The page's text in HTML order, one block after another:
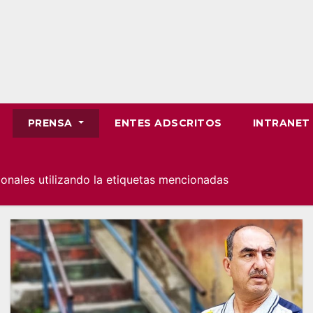
PRENSA ENTES ADSCRITOS INTRANET
utilizando la etiquetas mencionadas